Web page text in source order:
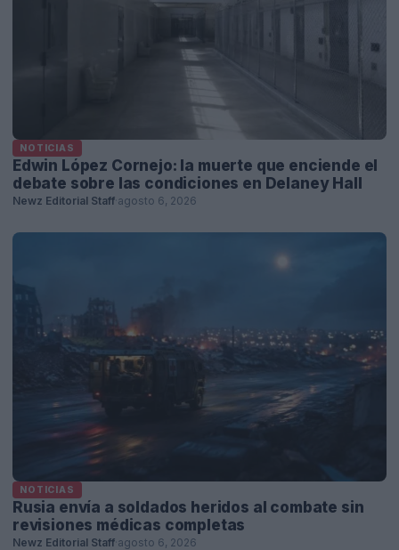
NOTICIAS
Edwin López Cornejo: la muerte que enciende el
debate sobre las condiciones en Delaney Hall
Newz Editorial Staff agosto 6, 2026
NOTICIAS
Rusia envía a soldados heridos al combate sin
revisiones médicas completas
Newz Editorial Staff agosto 6, 2026